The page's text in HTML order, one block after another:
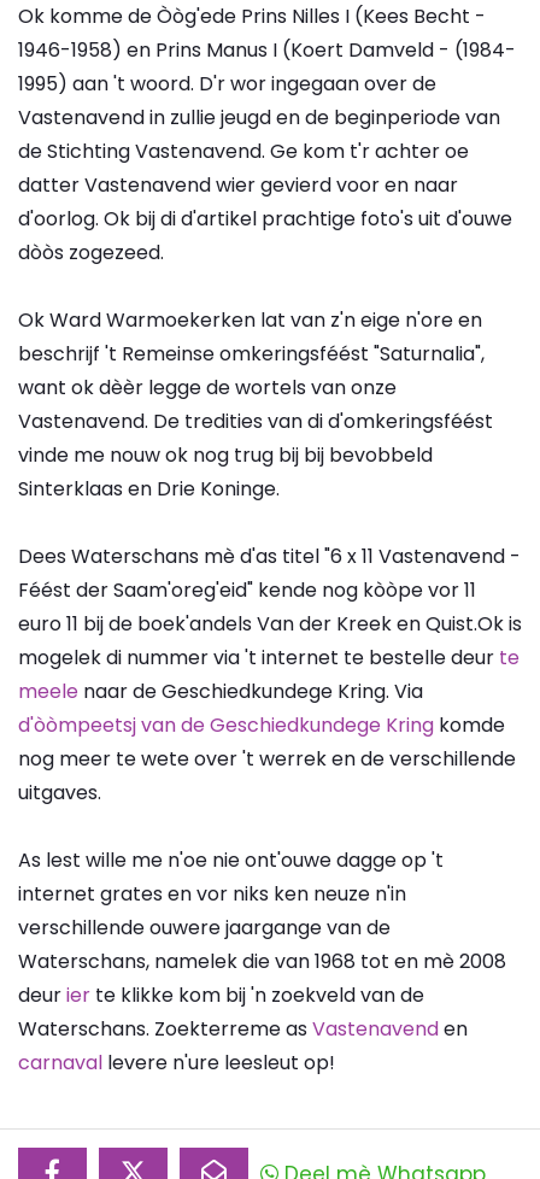
Ok komme de Òòg'ede Prins Nilles I (Kees Becht -
1946-1958) en Prins Manus I (Koert Damveld - (1984-
1995) aan 't woord. D'r wor ingegaan over de
Vastenavend in zullie jeugd en de beginperiode van
de Stichting Vastenavend. Ge kom t'r achter oe
datter Vastenavend wier gevierd voor en naar
d'oorlog. Ok bij di d'artikel prachtige foto's uit d'ouwe
dòòs zogezeed.
Ok Ward Warmoekerken lat van z'n eige n'ore en
beschrijf 't Remeinse omkeringsféést "Saturnalia",
want ok dèèr legge de wortels van onze
Vastenavend. De tredities van di d'omkeringsféést
vinde me nouw ok nog trug bij bij bevobbeld
Sinterklaas en Drie Koninge.
Dees Waterschans mè d'as titel "6 x 11 Vastenavend -
Féést der Saam'oreg'eid" kende nog kòòpe vor 11
euro 11 bij de boek'andels Van der Kreek en Quist.Ok is
mogelek di nummer via 't internet te bestelle deur te
meele naar de Geschiedkundege Kring. Via
d'òòmpeetsj van de Geschiedkundege Kring komde
nog meer te wete over 't werrek en de verschillende
uitgaves.
As lest wille me n'oe nie ont'ouwe dagge op 't
internet grates en vor niks ken neuze n'in
verschillende ouwere jaargange van de
Waterschans, namelek die van 1968 tot en mè 2008
deurier te klikke kom bij 'n zoekveld van de
Waterschans. Zoekterreme as Vastenavenden
carnaval levere n'ure leesleut op!